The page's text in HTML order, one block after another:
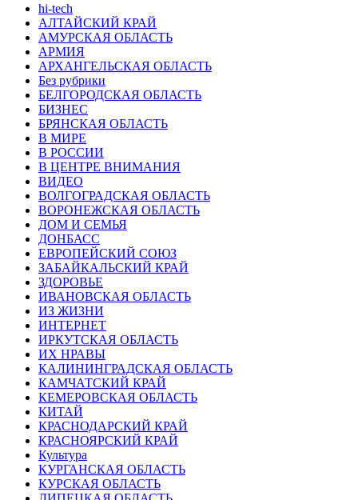
hi-tech
АЛТАЙСКИЙ КРАЙ
АМУРСКАЯ ОБЛАСТЬ
АРМИЯ
АРХАНГЕЛЬСКАЯ ОБЛАСТЬ
Без рубрики
БЕЛГОРОДСКАЯ ОБЛАСТЬ
БИЗНЕС
БРЯНСКАЯ ОБЛАСТЬ
В МИРЕ
В РОССИИ
В ЦЕНТРЕ ВНИМАНИЯ
ВИДЕО
ВОЛГОГРАДСКАЯ ОБЛАСТЬ
ВОРОНЕЖСКАЯ ОБЛАСТЬ
ДОМ И СЕМЬЯ
ДОНБАСС
ЕВРОПЕЙСКИЙ СОЮЗ
ЗАБАЙКАЛЬСКИЙ КРАЙ
ЗДОРОВЬЕ
ИВАНОВСКАЯ ОБЛАСТЬ
ИЗ ЖИЗНИ
ИНТЕРНЕТ
ИРКУТСКАЯ ОБЛАСТЬ
ИХ НРАВЫ
КАЛИНИНГРАДCКАЯ ОБЛАСТЬ
КАМЧАТСКИЙ КРАЙ
КЕМЕРОВСКАЯ ОБЛАСТЬ
КИТАЙ
КРАСНОДАРСКИЙ КРАЙ
КРАСНОЯРСКИЙ КРАЙ
Культура
КУРГАНСКАЯ ОБЛАСТЬ
КУРСКАЯ ОБЛАСТЬ